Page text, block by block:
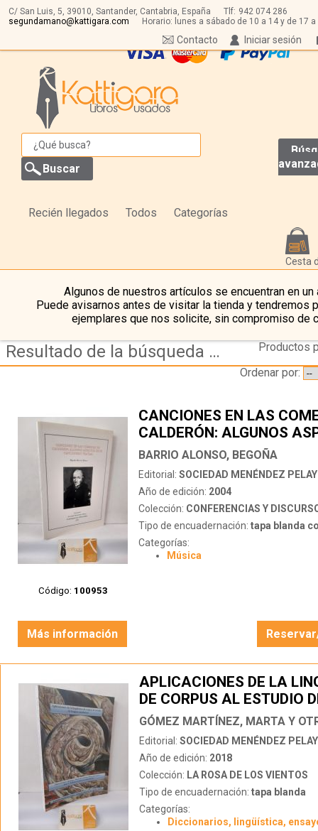
C/ San Luis, 5, 39010, Santander, Cantabria, España Tlf: 942 074 286
segundamano@kattigara.com
Horario: lunes a sábado de 10 a 14 y de 17 a
Iniciar sesión
Contacto
Recién llegados Todos Categorías
Cesta
Algunos de nuestros artículos se encuentran en un
Puede avisarnos antes de visitar la tienda y tendremos
ejemplares que nos solicite, sin compromiso de
Resultado de la búsqueda de editorial sociedad-menendez-pelayo
Productos
Ordenar por:
Código: 100953
CANCIONES EN LAS
CALDERÓN: ALGUNOS
DE SU CANCIONERO
BARRIO ALONSO, BEGOÑA
Editorial: SOCIEDAD MENÉNDEZ
Año de edición: 2004
Colección: CONFERENCIAS Y
Tipo de encuadernación: tapa blanda
Categorías:
Música
Más información
APLICACIONES DE LA
DE CORPUS AL ESTUDIO
LENGUAS CASTELLANAS
Editorial: SOCIEDAD MENÉNDEZ
Año de edición: 2018
Colección: LA ROSA DE LOS VIENTOS
Tipo de encuadernación: tapa blanda
Categorías:
Diccionarios, lingüística,